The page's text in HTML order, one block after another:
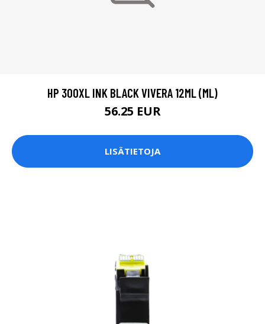
HP 300XL INK BLACK VIVERA 12ML (ML)
56.25 EUR
LISÄTIETOJA